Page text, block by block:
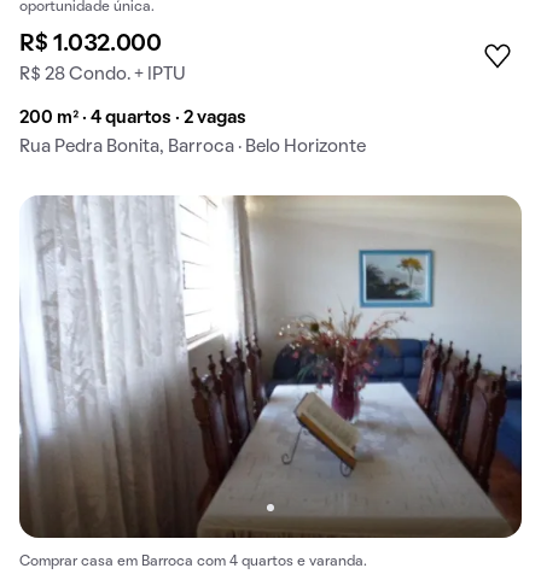
oportunidade única.
R$ 1.032.000
R$ 28 Condo. + IPTU
200 m² · 4 quartos · 2 vagas
Rua Pedra Bonita, Barroca · Belo Horizonte
Comprar casa em Barroca com 4 quartos e varanda.